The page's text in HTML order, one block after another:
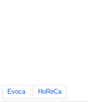
Evoca HoReCa